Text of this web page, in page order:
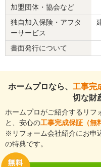
加盟団体・協会など
独自加入保険・アフタ
ーサービス
書面発行について
ホームプロなら、 工事完
切な財
ホームプロがご紹介するリフ
と、安心の工事完成保証（無
※リフォーム会社紹介にお申
の特典です。